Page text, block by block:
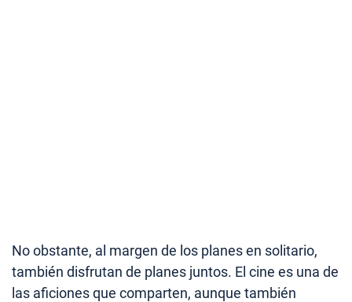
No obstante, al margen de los planes en solitario,
también disfrutan de planes juntos. El cine es una de
las aficiones que comparten, aunque también